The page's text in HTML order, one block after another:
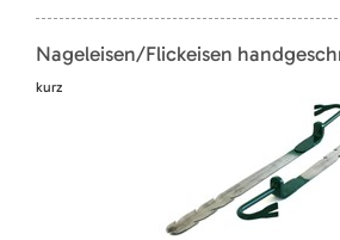
Nageleisen/Flickeisen
kurz